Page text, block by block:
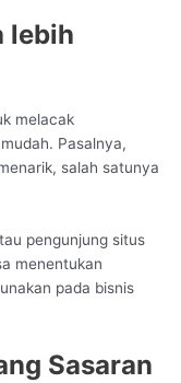
lebih
melacak
Pasalnya,
salah satunya
pengunjung situs
menentukan
pada bisnis
Sasaran